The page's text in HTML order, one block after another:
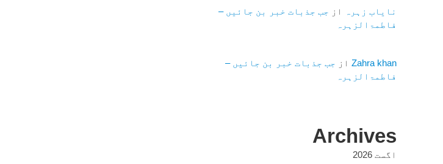
نایاب زہرہ از جب جذبات خبر بن جائیں –
فاطمۃالزہرہ
Zahra khanاز جب جذبات خبر بن جائیں –
فاطمۃالزہرہ
Archives
اگست 2026